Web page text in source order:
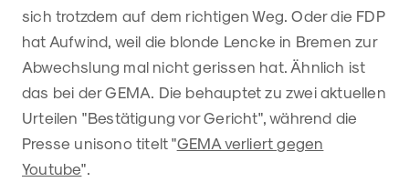
sich trotzdem auf dem richtigen Weg. Oder die FDP
hat Aufwind, weil die blonde Lencke in Bremen zur
Abwechslung mal nicht gerissen hat. Ähnlich ist
das bei der GEMA. Die behauptet zu zwei aktuellen
Urteilen "Bestätigung vor Gericht", während die
Presse unisono titelt "GEMA verliert gegen
Youtube".